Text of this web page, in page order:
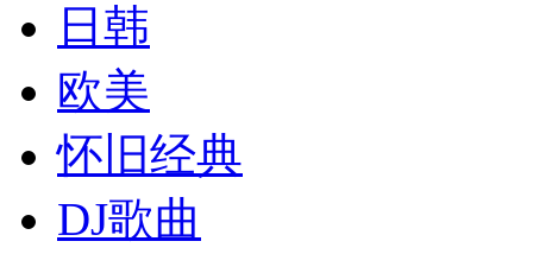
日韩
欧美
怀旧经典
DJ歌曲